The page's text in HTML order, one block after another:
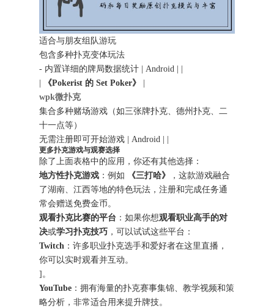
适合与朋友组队游玩
包含多种扑克变体玩法
- 内置详细的牌局数据统计 | Android | |
《Pokerist 的 Set Poker》
wpk微扑克
集合多种赌场游戏（如三张牌扑克、德州扑克、二
十一点等）
无需注册即可开始游戏 | Android | |
更多扑克游戏与观赛选择
除了上面表格中的应用，你还有其他选择：
地方性扑克游戏 ：例如 《三打哈》
，这款游戏融合
了湖南、江西等地的特色玩法，注册和完成任务通
常会赠送免费金币。
观看扑克比赛的平台 ：如果你想观看职业高手的对
决或学习扑克技巧 ，可以试试这些平台：
Twitch ：许多职业扑克选手和爱好者在这里直播，
你可以实时观看并互动。
]。
YouTube ：拥有海量的扑克赛事集锦、教学视频和策
略分析，非常适合用来提升牌技。